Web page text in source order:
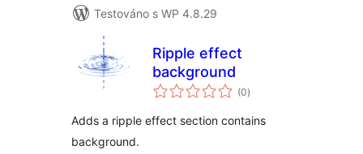
Testováno s WP 4.8.29
Ripple effect
background
(0celkové
hodnocení
)
Adds a ripple effect section contains
background.